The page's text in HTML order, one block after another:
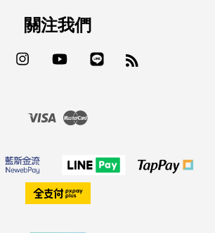
關注我們
Facebook Instagram YouTube
Visa